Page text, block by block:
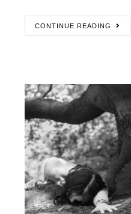
CONTINUE READING